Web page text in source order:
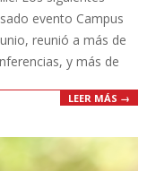
evento Campus
reunió a más de
y más de
LEER MÁS →